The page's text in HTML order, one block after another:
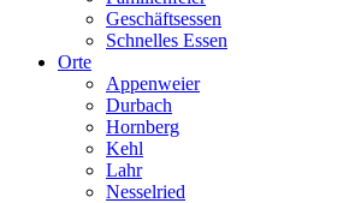
Geschäftsessen
Schnelles Essen
Orte
Appenweier
Durbach
Hornberg
Kehl
Lahr
Nesselried